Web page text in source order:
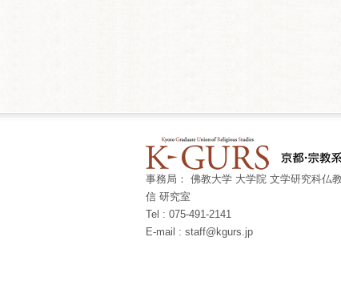
事務局： 佛教大学 大学院 文学研究科仏
信 研究室
Tel : 075-491-2141
E-mail : staff@kgurs.jp